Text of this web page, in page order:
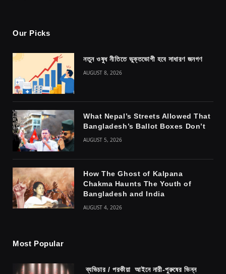
Our Picks
নতুন ওষুধ নীতিতে ভুক্তভোগী হবে সাধারণ জনগণ
AUGUST 8, 2026
What Nepal’s Streets Allowed That
Bangladesh’s Ballot Boxes Don’t
AUGUST 5, 2026
How The Ghost of Kalpana
Chakma Haunts The Youth of
Bangladesh and India
AUGUST 4, 2026
Most Popular
ব্যভিচার / পরকীয়া আইনে নারী-পুরুষের ভিন্ন